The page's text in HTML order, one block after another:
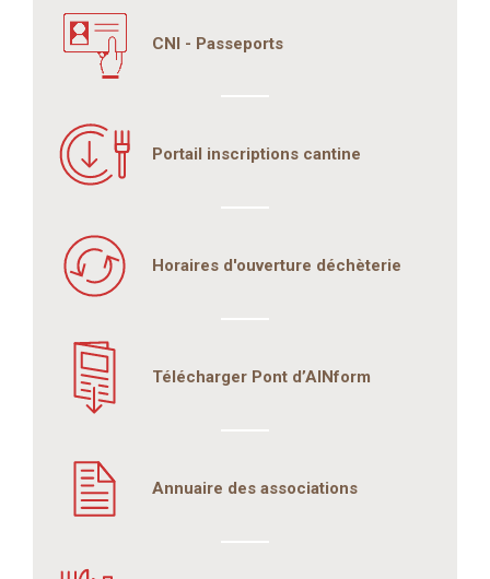
CNI - Passeports
Portail inscriptions cantine
Horaires d'ouverture déchèterie
Télécharger Pont d’AINform
Annuaire des associations